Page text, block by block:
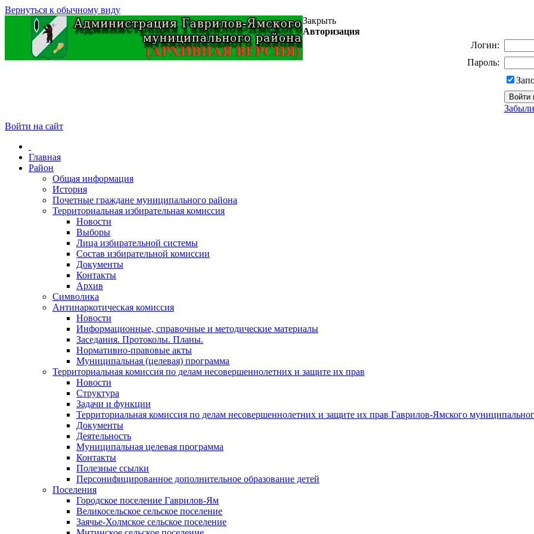
Вернуться к обычному виду
Закрыть
Авторизация
Логин:
Пароль:
Войти на сайт
Главная
Район
Общая информация
История
Почетные граждане муниципального района
Территориальная избирательная комиссия
Новости
Выборы
Лица избирательной системы
Состав избирательной комиссии
Документы
Контакты
Архив
Символика
Антинаркотическая комиссия
Новости
Информационные, справочные и методические материалы
Заседания. Протоколы. Планы.
Нормативно-правовые акты
Муниципальная (целевая) программа
Территориальная комиссия по делам несовершеннолетних и защите их прав
Новости
Структура
Задачи и функции
Территориальная комиссия по делам несовершеннолетних и защите их прав Гаврилов-Ямского
Документы
Деятельность
Муниципальная целевая программа
Контакты
Полезные ссылки
Персонифицированное дополнительное образование детей
Поселения
Городское поселение Гаврилов-Ям
Великосельское сельское поселение
Заячье-Холмское сельское поселение